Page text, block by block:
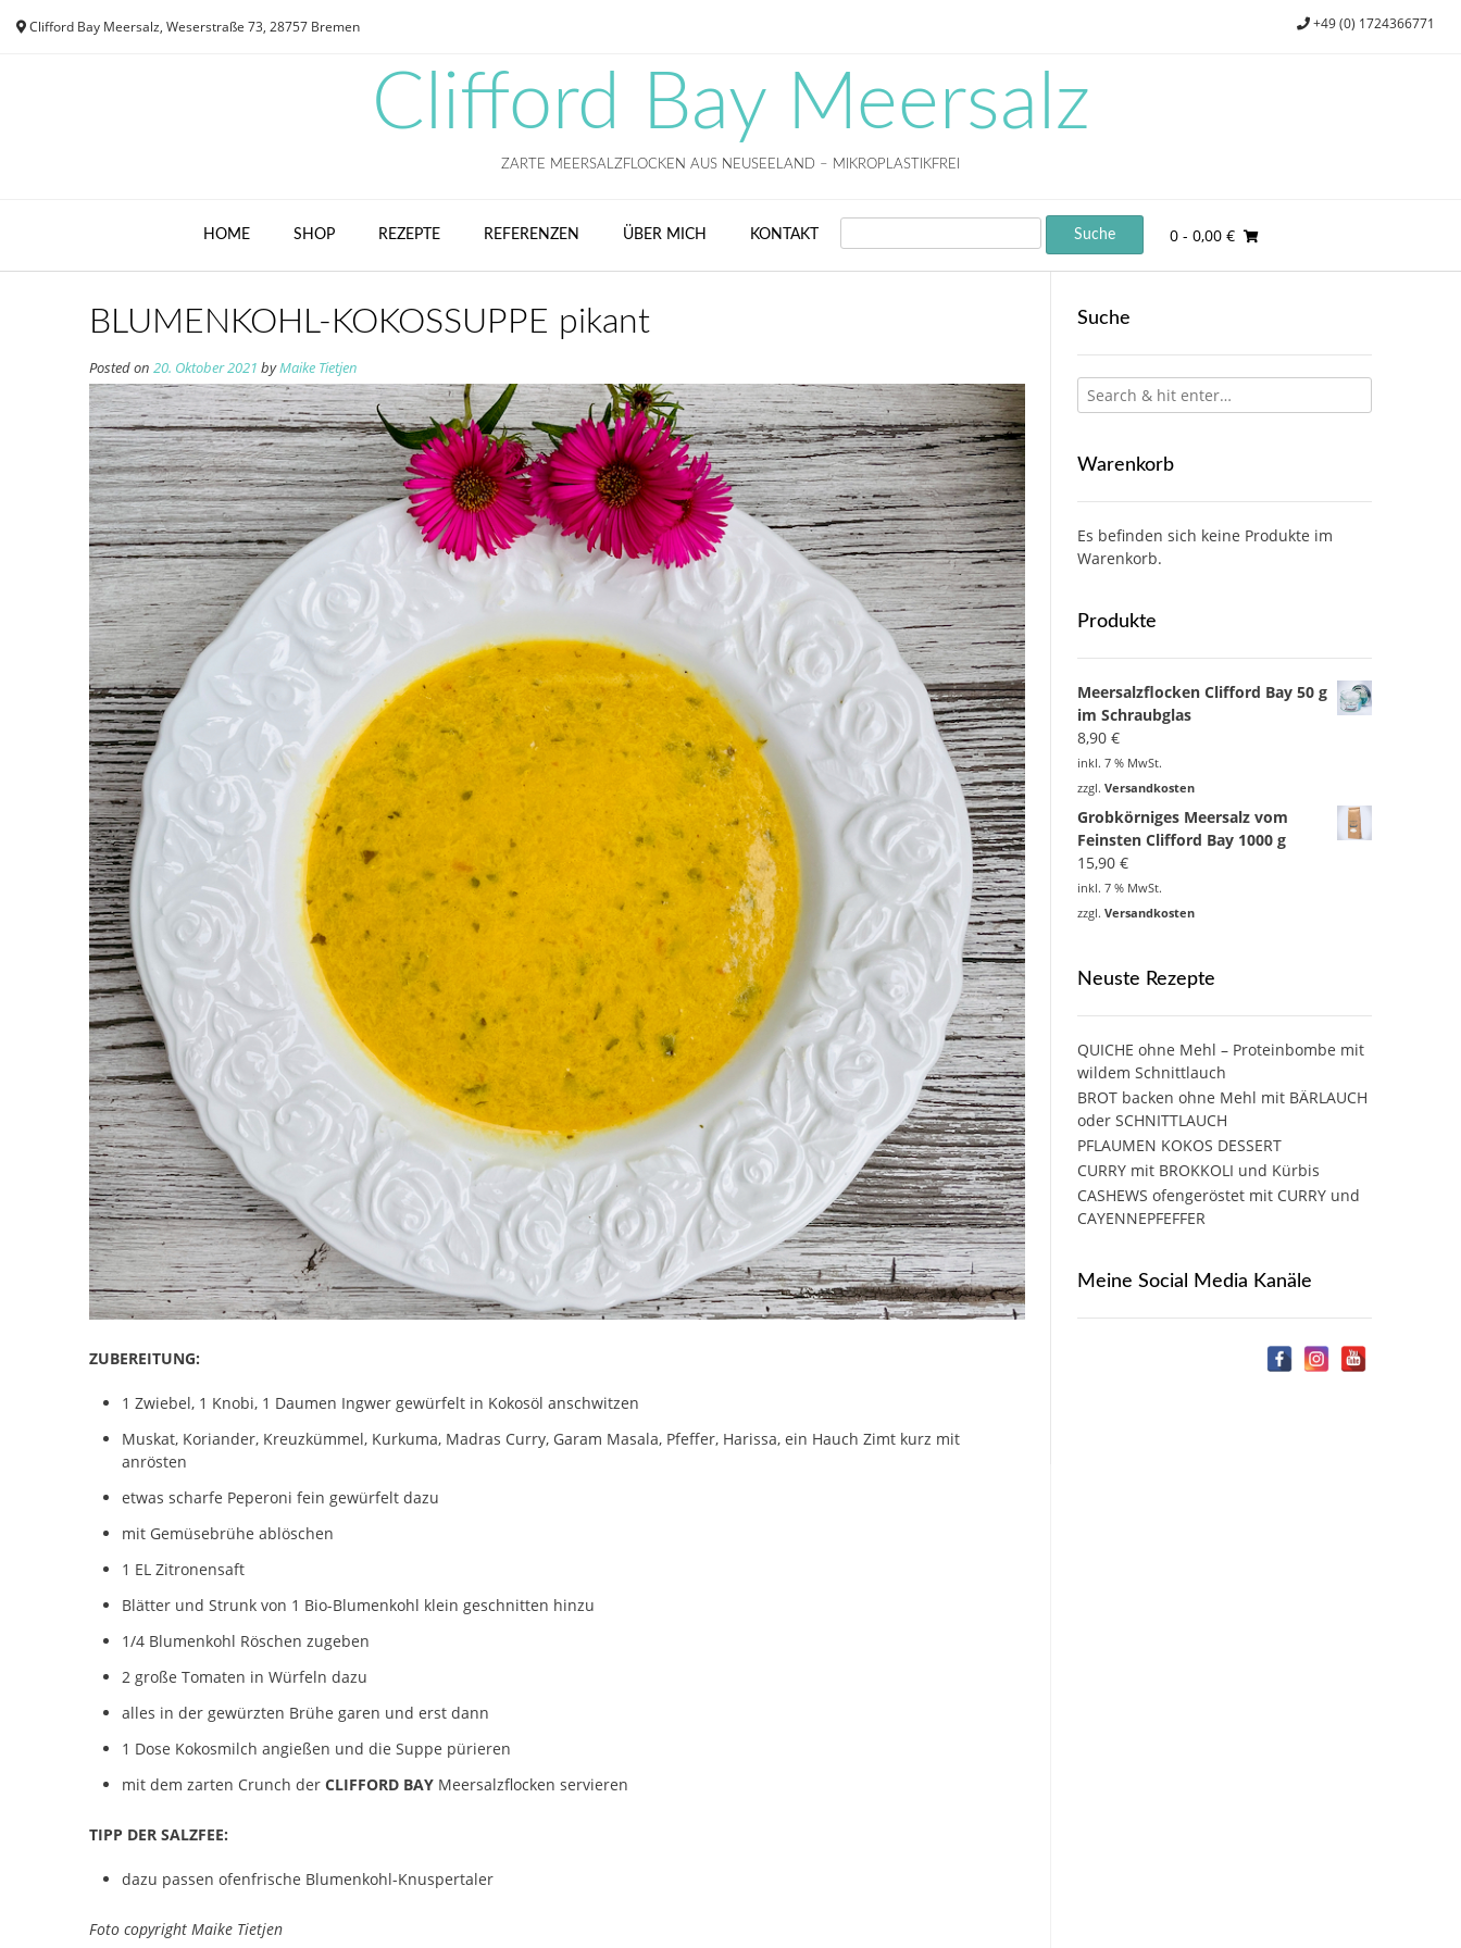
Clifford Bay Meersalz, Weserstraße 73, 28757 Bremen +49 (0) 1724366771
Clifford Bay Meersalz
ZARTE MEERSALZFLOCKEN AUS NEUSEELAND – MIKROPLASTIKFREI
HOME SHOP REZEPTE REFERENZEN ÜBER MICH KONTAKT SEARCH 0- 0,00 €
BLUMENKOHL-KOKOSSUPPE pikant
Posted on 20. Oktober 2021 byMaike Tietjen
ZUBEREITUNG:
1 Zwiebel, 1 Knobi, 1 Daumen Ingwer gewürfelt in Kokosöl anschwitzen
Muskat, Koriander, Kreuzkümmel, Kurkuma, Madras Curry, Garam Masala, Pfeffer, Harissa, ein Hauch Zimt kurz mit
anrösten
etwas scharfe Peperoni fein gewürfelt dazu
mit Gemüsebrühe ablöschen
1 EL Zitronensaft
Blätter und Strunk von 1 Bio-Blumenkohl klein geschnitten hinzu
1/4 Blumenkohl Röschen zugeben
2 große Tomaten in Würfeln dazu
alles in der gewürzten Brühe garen und erst dann
1 Dose Kokosmilch angießen und die Suppe pürieren
mit dem zarten Crunch der CLIFFORD BAY Meersalzflocken servieren
TIPP DER SALZFEE:
dazu passen ofenfrische Blumenkohl-Knuspertaler
Foto copyright Maike Tietjen
Suche
Warenkorb
Es befinden sich keine Produkte im
Warenkorb.
Produkte
Meersalzflocken Clifford Bay 50 g
im Schraubglas
8,90 €
inkl. 7 % MwSt.
zzgl. Versandkosten
Grobkörniges Meersalz vom
Feinsten Clifford Bay 1000 g
15,90 €
inkl. 7 % MwSt.
zzgl. Versandkosten
Neuste Rezepte
QUICHE ohne Mehl – Proteinbombe mit
wildem Schnittlauch
BROT backen ohne Mehl mit BÄRLAUCH
oder SCHNITTLAUCH
PFLAUMEN KOKOS DESSERT
CURRY mit BROKKOLI und Kürbis
CASHEWS ofengeröstet mit CURRY und
CAYENNEPFEFFER
Meine Social Media Kanäle